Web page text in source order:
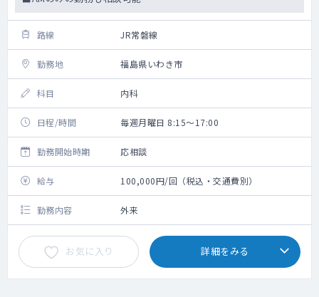
路線 JR常磐線
勤務地 福島県いわき市
科目 内科
日程/時間 毎週月曜日 8:15～17:00
勤務開始時期 応相談
給与 100,000円/回（税込・交通費別）
勤務内容 外来
お気に入り 詳細をみる